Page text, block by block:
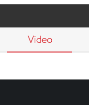
Video